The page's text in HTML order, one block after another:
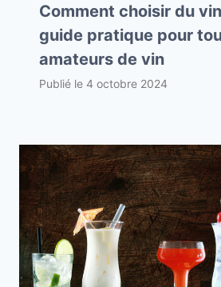
Comment choisir du
guide pratique pour
amateurs de vin
Publié le 4 octobre 2024